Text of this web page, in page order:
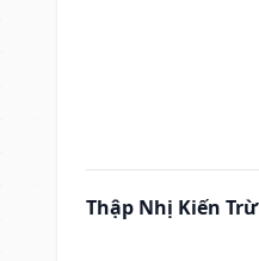
Thập Nhị Kiến Trừ